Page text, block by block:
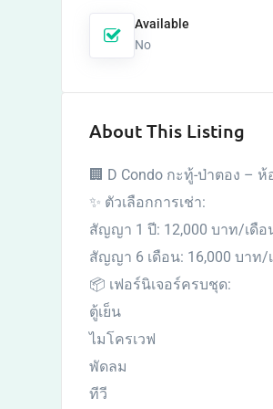
Available
No
About This Listing
🏢 D Condo กะทู้-ป่าตอง –
✨ ตัวเลือกการเช่า:
สัญญา 1 ปี: 12,000 บาท/เดือ
สัญญา 6 เดือน: 16,000 บาท/
📦 เฟอร์นิเจอร์ครบชุด:
ตู้เย็น
ไมโครเวฟ
พัดลม
ทีวี